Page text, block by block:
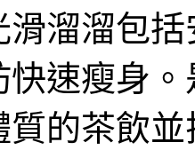
滑溜溜包
快速瘦身
質的茶飲